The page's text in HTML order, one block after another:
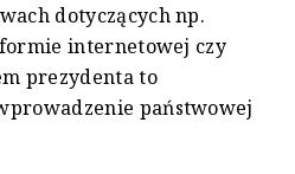
dotyczących np.
internetowej czy
prezydenta to
państwowej